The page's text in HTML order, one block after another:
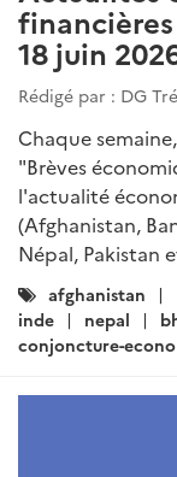
financières
18 juin
Rédigé par : DG
Chaque
"Brèves
l'actualité
(Afghanistan,
Népal, Pakistan
Catégories
:
afghanistan
inde
nepal
conjoncture-